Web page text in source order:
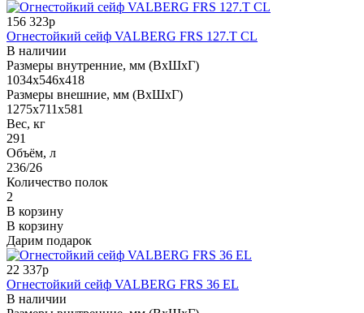
156 323р
Огнестойкий сейф VALBERG FRS 127.T CL
В наличии
Размеры внутренние, мм (ВхШхГ)
1034x546x418
Размеры внешние, мм (ВхШхГ)
1275x711x581
Вес, кг
291
Объём, л
236/26
Количество полок
2
В корзину
В корзину
Дарим подарок
22 337р
Огнестойкий сейф VALBERG FRS 36 EL
В наличии